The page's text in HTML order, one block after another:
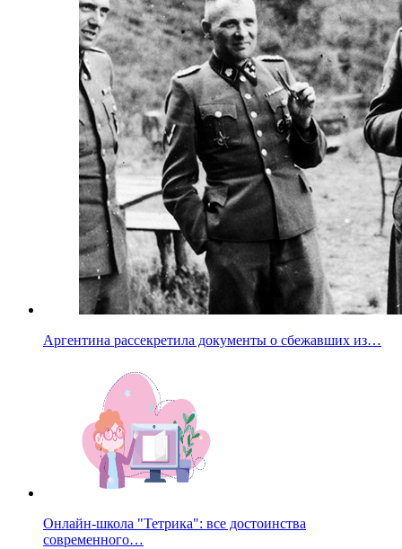
Аргентина рассекретила документы о сбежавших из…
Онлайн-школа "Тетрика": все достоинства
современного…